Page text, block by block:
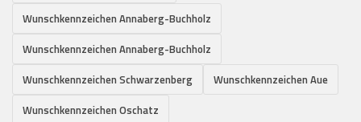
Wunschkennzeichen Annaberg-Buchholz
Wunschkennzeichen Annaberg-Buchholz
Wunschkennzeichen Schwarzenberg
Wunschkennzeichen Aue
Wunschkennzeichen Oschatz